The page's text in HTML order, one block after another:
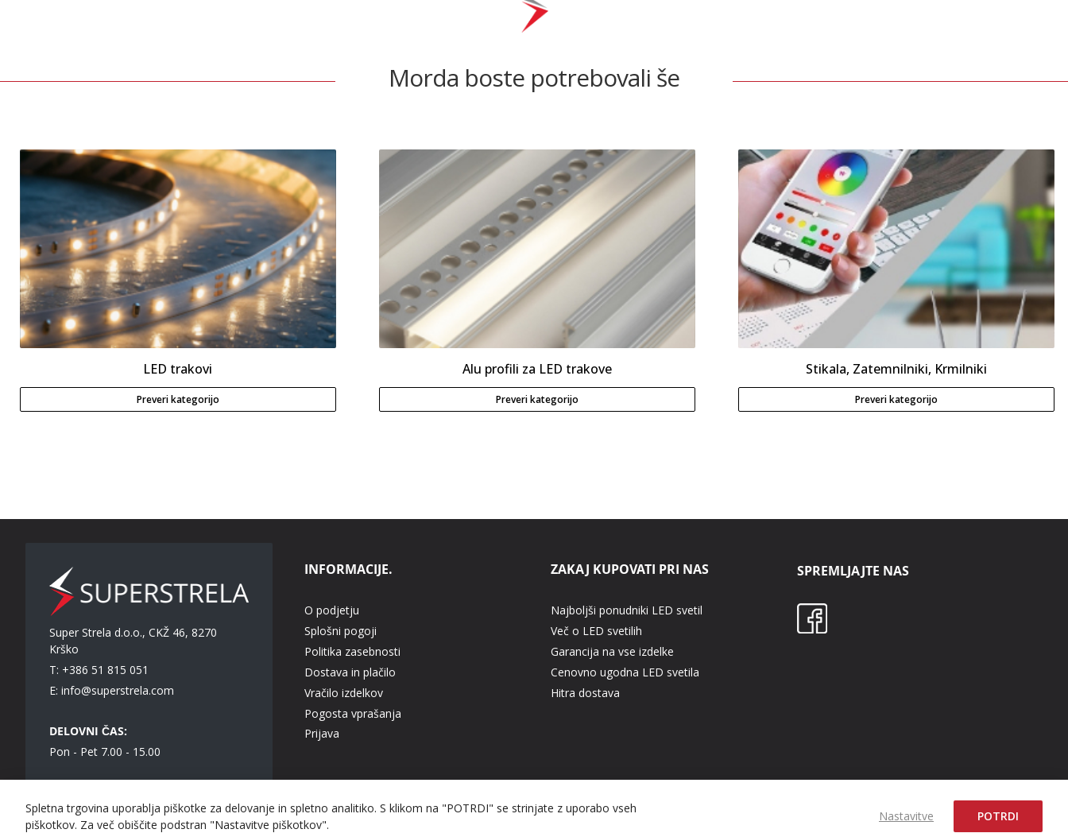
Morda boste potrebovali še
LED trakovi
Preveri kategorijo
Alu profili za LED trakove
Preveri kategorijo
Stikala, Zatemnilniki, Krmilniki
Preveri kategorijo
Super Strela d.o.o., CKŽ 46, 8270
Krško
T: +386 51 815 051
E: info@superstrela.com
DELOVNI ČAS:
Pon - Pet 7.00 - 15.00
INFORMACIJE.
O podjetju
Splošni pogoji
Politika zasebnosti
Dostava in plačilo
Vračilo izdelkov
Pogosta vprašanja
Prijava
ZAKAJ KUPOVATI PRI NAS
Najboljši ponudniki LED svetil
Več o LED svetilih
Garancija na vse izdelke
Cenovno ugodna LED svetila
Hitra dostava
SPREMLJAJTE NAS
Super Strela d.o.o. © 2023 Vse pravice pridržane.
Spletna trgovina uporablja piškotke za delovanje in spletno analitiko. S klikom na "POTRDI" se strinjate z uporabo vseh
piškotkov. Za več obiščite podstran "Nastavitve piškotkov".
Nastavitve POTRDI